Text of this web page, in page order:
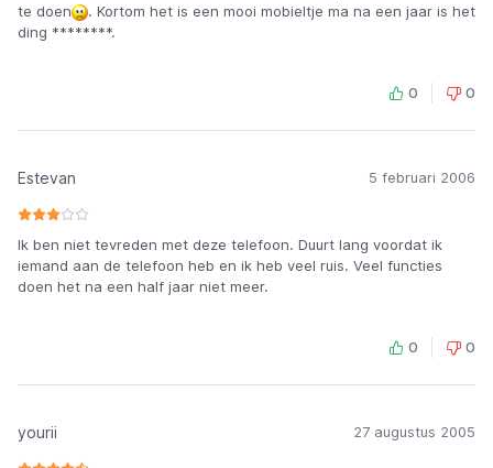
te doen
. Kortom het is een mooi mobieltje ma na een jaar is het
ding ********.
0 0
Estevan 5 februari 2006
Ik ben niet tevreden met deze telefoon. Duurt lang voordat ik
iemand aan de telefoon heb en ik heb veel ruis. Veel functies
doen het na een half jaar niet meer.
0 0
yourii 27 augustus 2005